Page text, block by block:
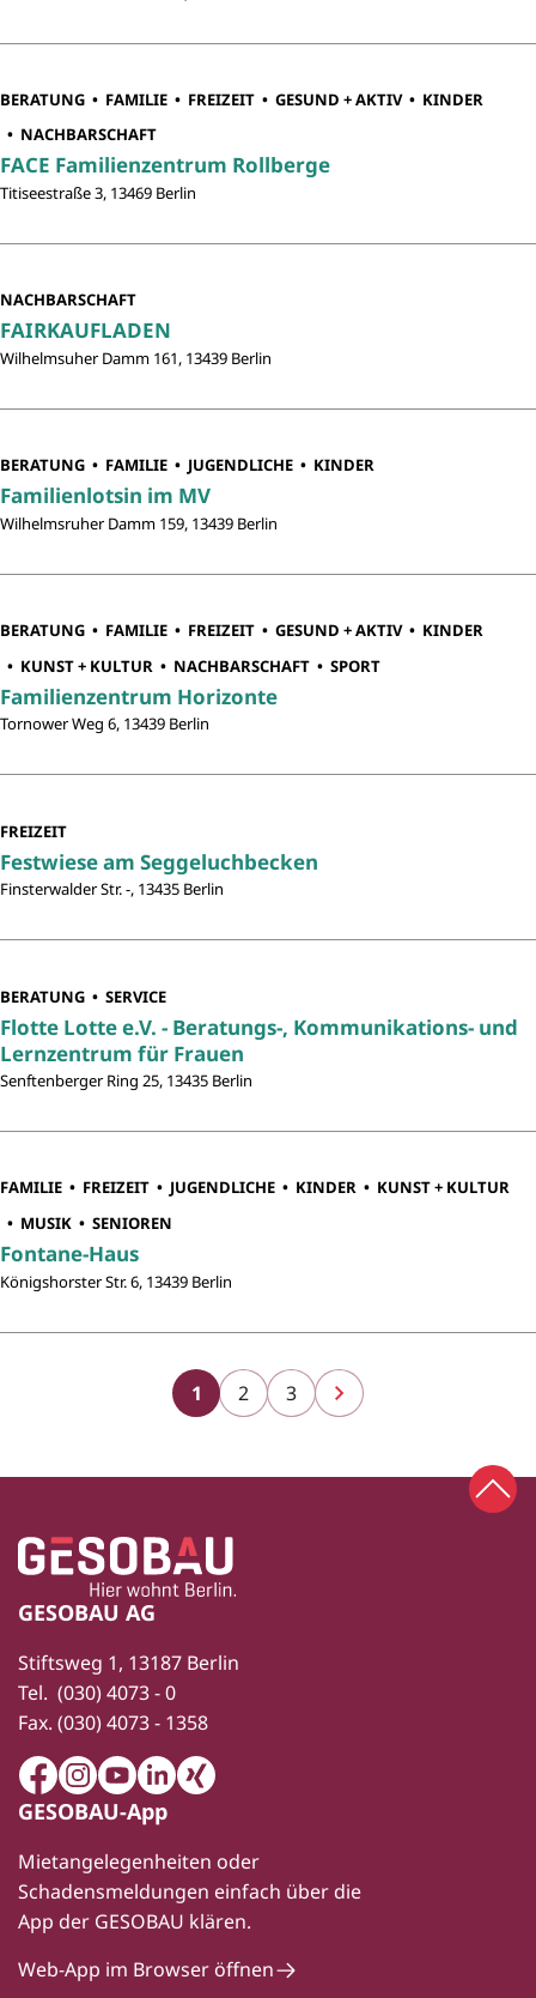
BERATUNG FAMILIE FREIZEIT GESUND + AKTIV
KINDER
NACHBARSCHAFT
FACE Familienzentrum Rollberge
Titiseestraße 3, 13469 Berlin
NACHBARSCHAFT
FAIRKAUFLADEN
Wilhelmsuher Damm 161, 13439 Berlin
BERATUNG FAMILIE JUGENDLICHE KINDER
Familienlotsin im MV
Wilhelmsruher Damm 159, 13439 Berlin
BERATUNG FAMILIE FREIZEIT GESUND + AKTIV
KINDER
KUNST + KULTUR
NACHBARSCHAFT SPORT
Familienzentrum Horizonte
Tornower Weg 6, 13439 Berlin
FREIZEIT
Festwiese am Seggeluchbecken
Finsterwalder Str. -, 13435 Berlin
BERATUNG SERVICE
Flotte Lotte e.V. - Beratungs-, Kommunikations- und
Lernzentrum für Frauen
Senftenberger Ring 25, 13435 Berlin
FAMILIE FREIZEIT JUGENDLICHE KINDER
KUNST + KULTUR
MUSIK
SENIOREN
Fontane-Haus
Königshorster Str. 6, 13439 Berlin
1 2 3
Fußbereich
Zur Startseite
GESOBAU AG
Stiftsweg 1, 13187 Berlin
Tel. (030) 4073 - 0
Fax. (030) 4073 - 1358
FacebookInstagram
YoutubeLinkedIn
Xing
GESOBAU-App
Mietangelegenheiten oder
Schadensmeldungen einfach über die
App der GESOBAU klären.
Web-App im Browser öffnen